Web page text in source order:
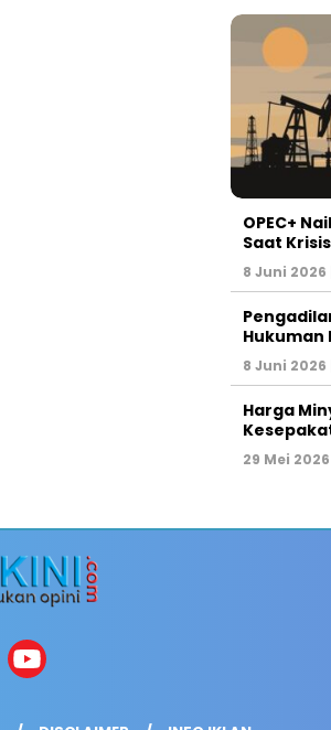
OPEC+
Saat
8 Juni 2026
Hukuman
8 Juni 2026
Harga
29 Mei